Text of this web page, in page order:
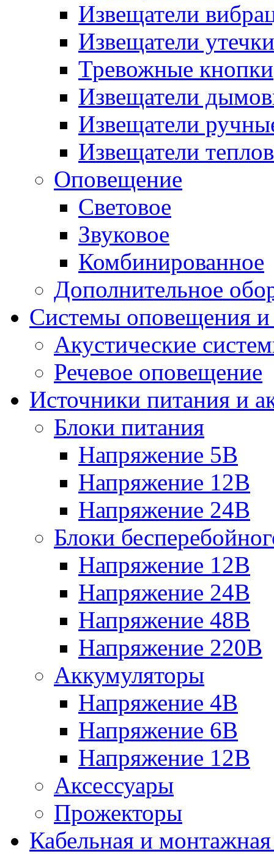
Извещатели
Извещатели утечки
Тревожные кнопки
Извещатели
Извещатели
Извещатели
Оповещение
Световое
Звуковое
Комбинированное
Дополнительное
Системы оповещения и
Акустические
Речевое оповещение
Источники питания и
Блоки питания
Напряжение 5В
Напряжение 12В
Напряжение 24В
Блоки
Напряжение 12В
Напряжение 24В
Напряжение 48В
Напряжение 220В
Аккумуляторы
Напряжение 4В
Напряжение 6В
Напряжение 12В
Аксессуары
Прожекторы
Кабельная и